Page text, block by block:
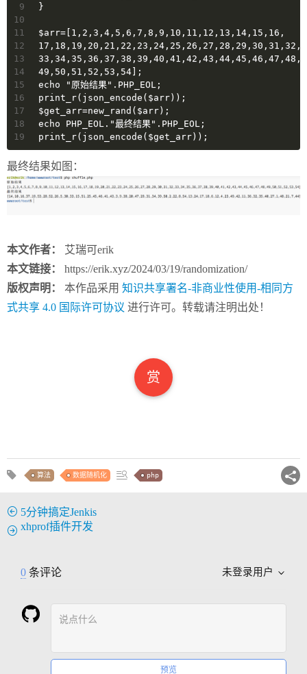
9
10
11
12
13
14
15
16
17
18
19
}
$arr=[1,2,3,4,5,6,7,8,9,10,11,12,13,14,15,16,
17,18,19,20,21,22,23,24,25,26,27,28,29,30,31,32,
33,34,35,36,37,38,39,40,41,42,43,44,45,46,47,48,
49,50,51,52,53,54];
echo "原始结果".PHP_EOL;
print_r(json_encode($arr));
$get_arr=new_rand($arr);
echo PHP_EOL."最终结果".PHP_EOL;
print_r(json_encode($get_arr));
最终结果如图：
本文作者：
艾瑞可erik
本文链接：
https://erik.xyz/2024/03/19/randomization/
版权声明：
本作品采用 知识共享署名-非商业性使用-相同方
式共享 4.0 国际许可协议 进行许可。转载请注明出处！
赏
算法 数据随机化 php
5分钟搞定Jenkis
xhprof插件开发
0 条评论 未登录用户
预览